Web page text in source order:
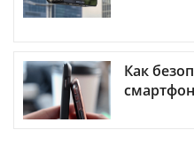
Как